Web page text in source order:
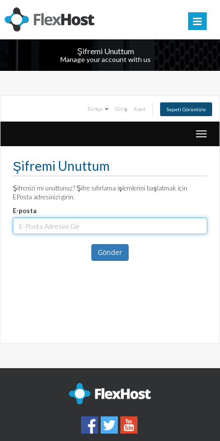
Şifremi Unuttum
Manage your account with us
Türkçe Giriş Kayıt Sepeti Görüntüle
Şifremi Unuttum
Şifrenizi mi unuttunuz? Şifre sıfırlama işlemlerini başlatmak için
EPosta adresinizi girin.
E-posta
Gönder